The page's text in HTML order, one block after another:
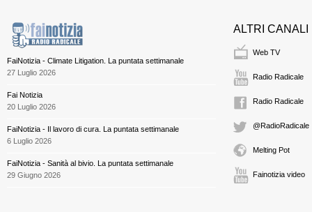
FaiNotizia - Climate Litigation. La puntata settimanale
27 Luglio 2026
Fai Notizia
20 Luglio 2026
FaiNotizia - Il lavoro di cura. La puntata settimanale
6 Luglio 2026
FaiNotizia - Sanità al bivio. La puntata settimanale
29 Giugno 2026
ALTRI CANALI
Web TV
Radio Radicale
Radio Radicale
@RadioRadicale
Melting Pot
Fainotizia video